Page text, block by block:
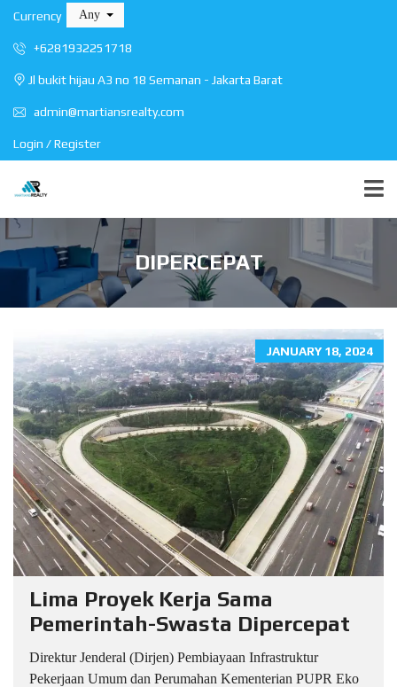
Currency Any
+6281932251718
Jl bukit hijau A3 no 18 Semanan - Jakarta Barat
admin@martiansrealty.com
Login / Register
DIPERCEPAT
JANUARY 18, 2024
Lima Proyek Kerja Sama
Pemerintah-Swasta Dipercepat
Direktur Jenderal (Dirjen) Pembiayaan Infrastruktur
Pekerjaan Umum dan Perumahan Kementerian PUPR Eko